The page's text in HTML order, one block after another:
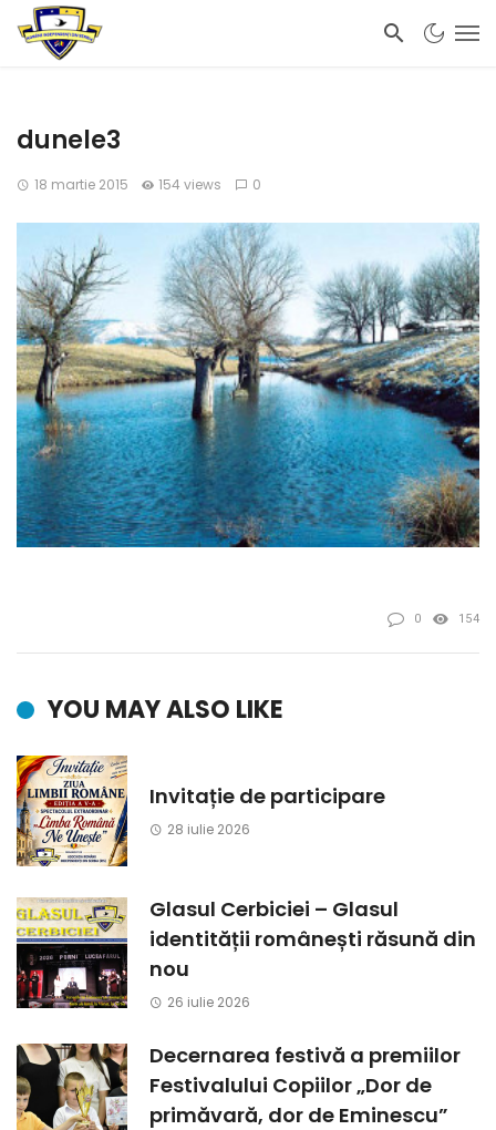
dunele3
18 martie 2015 154 views 0
0 154
YOU MAY ALSO LIKE
Invitație de participare
28 iulie 2026
Glasul Cerbiciei – Glasul
identității românești răsună din
nou
26 iulie 2026
Decernarea festivă a premiilor
Festivalului Copiilor „Dor de
primăvară, dor de Eminescu”